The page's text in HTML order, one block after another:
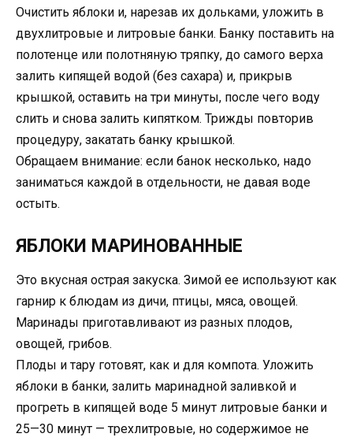
Очистить яблоки и, нарезав их дольками, уложить в
двухлитровые и литровые банки. Банку поставить на
полoтенце или полотняную тряпку, до самого верха
залить кипящей водой (без сахара) и, прикрыв
крышкой, оставить на три минуты, после чего воду
слить и снова залить кипятком. Трижды повторив
процедуру, закатать банку крышкой.
Обращаем внимание: если банок несколько, надо
заниматься каждой в отдельности, не давая воде
остыть.
ЯБЛОКИ МАРИНОВАННЫЕ
Это вкусная острая закуска. Зимой ее используют как
гарнир к блюдам из дичи, птицы, мяса, овощей.
Маринады приготавливают из разных плодов,
овощей, грибов.
Плоды и тару готовят, как и для компота. Уложить
яблоки в банки, залить маринадной заливкой и
прогреть в кипящей воде 5 минут литровые банки и
25—30 минут — трехлитровые, но содержимое не